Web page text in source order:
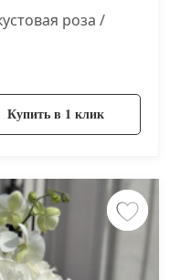
роза /
Купить в 1 клик